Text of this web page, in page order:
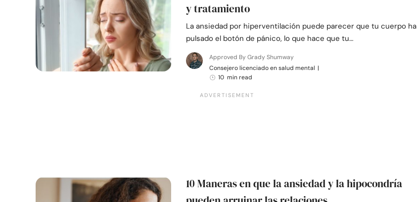
y tratamiento
La ansiedad por hiperventilación puede parecer que tu cuerpo ha
pulsado el botón de pánico, lo que hace que tu…
Approved By Grady Shumway
Consejero licenciado en salud mental |
10 min read
10 Maneras en que la ansiedad y la hipocondría